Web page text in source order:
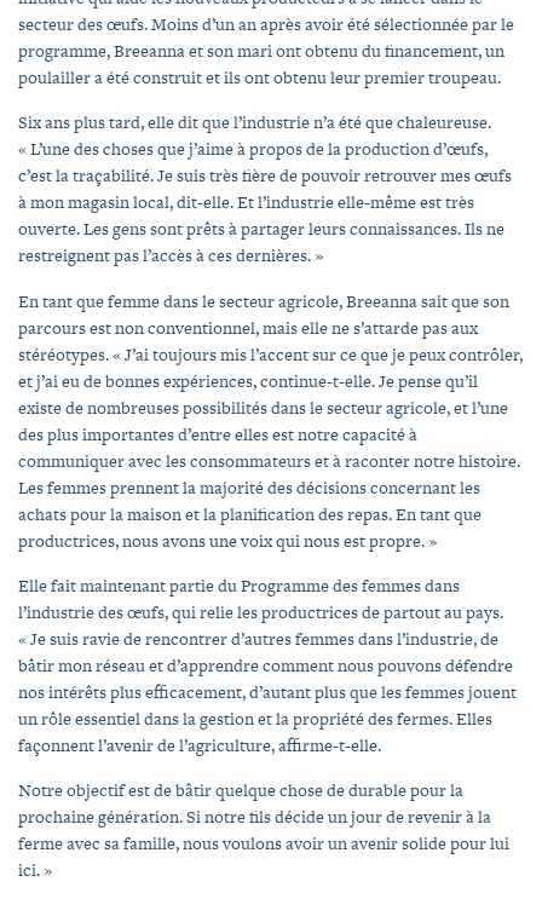
secteur des œufs. Moins d’un an après avoir été sélectionnée par le
programme, Breeanna et son mari ont obtenu du financement, un
poulailler a été construit et ils ont obtenu leur premier troupeau.
Six ans plus tard, elle dit que l’industrie n’a été que chaleureuse.
« L’une des choses que j’aime à propos de la production d’œufs,
c’est la traçabilité. Je suis très fière de pouvoir retrouver mes œufs
à mon magasin local, dit-elle. Et l’industrie elle-même est très
ouverte. Les gens sont prêts à partager leurs connaissances. Ils ne
restreignent pas l’accès à ces dernières. »
En tant que femme dans le secteur agricole, Breeanna sait que son
parcours est non conventionnel, mais elle ne s’attarde pas aux
stéréotypes. « J’ai toujours mis l’accent sur ce que je peux contrôler,
et j’ai eu de bonnes expériences, continue-t-elle. Je pense qu’il
existe de nombreuses possibilités dans le secteur agricole, et l’une
des plus importantes d’entre elles est notre capacité à
communiquer avec les consommateurs et à raconter notre histoire.
Les femmes prennent la majorité des décisions concernant les
achats pour la maison et la planification des repas. En tant que
productrices, nous avons une voix qui nous est propre. »
Elle fait maintenant partie du Programme des femmes dans
l’industrie des œufs, qui relie les productrices de partout au pays.
« Je suis ravie de rencontrer d’autres femmes dans l’industrie, de
bâtir mon réseau et d’apprendre comment nous pouvons défendre
nos intérêts plus efficacement, d’autant plus que les femmes jouent
un rôle essentiel dans la gestion et la propriété des fermes. Elles
façonnent l’avenir de l’agriculture, affirme-t-elle.
Notre objectif est de bâtir quelque chose de durable pour la
prochaine génération. Si notre fils décide un jour de revenir à la
ferme avec sa famille, nous voulons avoir un avenir solide pour lui
ici. »